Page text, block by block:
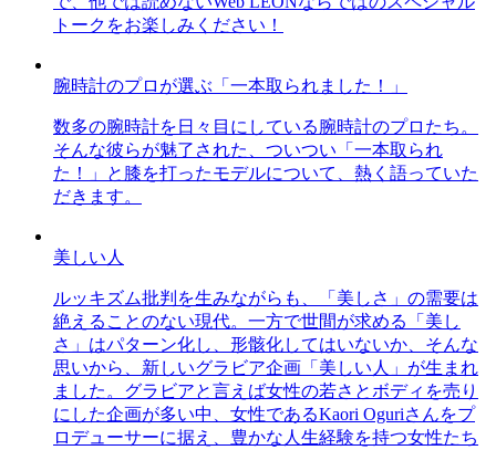
トークをお楽しみください！
腕時計のプロが選ぶ「一本取られました！」
数多の腕時計を日々目にしている腕時計のプロたち。
そんな彼らが魅了された、ついつい「一本取られ
た！」と膝を打ったモデルについて、熱く語っていた
だきます。
美しい人
ルッキズム批判を生みながらも、「美しさ」の需要は
絶えることのない現代。一方で世間が求める「美し
さ」はパターン化し、形骸化してはいないか、そんな
思いから、新しいグラビア企画「美しい人」が生まれ
ました。グラビアと言えば女性の若さとボディを売り
にした企画が多い中、女性であるKaori Oguriさんをプ
ロデューサーに据え、豊かな人生経験を持つ女性たち